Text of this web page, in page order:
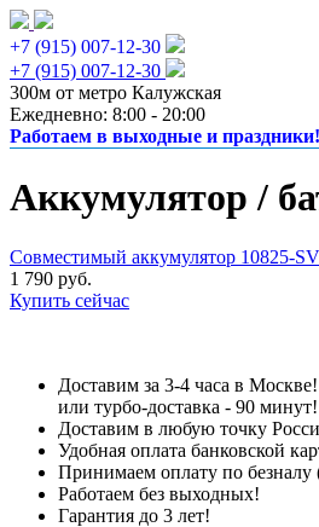
+7 (915) 007-12-30
+7 (915) 007-12-30
300м от метро Калужская
Ежедневно: 8:00 - 20:00
Работаем в выходные и праздники!
Аккумулятор /
Совместимый аккумулятор 10825-
1 790 руб.
Купить сейчас
Доставим за 3-4 часа в Москве!
или турбо-доставка - 90 минут!
Доставим в любую точку
Удобная оплата банковской
Принимаем оплату по
Работаем без выходных!
Гарантия до 3 лет!